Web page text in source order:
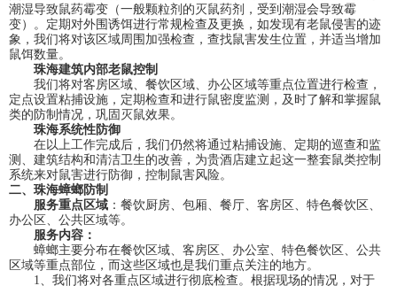
潮湿导致鼠药霉变（一般颗粒剂的灭鼠药剂，受到潮湿会导致霉
变）。定期对外围诱饵进行常规检查及更换，如发现有老鼠侵害的迹
象，我们将对该区域周围加强检查，查找鼠害发生位置，并适当增加
鼠饵数量。
珠海建筑内部老鼠控制
我们将对客房区域、餐饮区域、办公区域等重点位置进行检查，
定点设置粘捕设施，定期检查和进行鼠密度监测，及时了解和掌握鼠
类的防制情况，巩固灭鼠效果。
珠海系统性防御
在以上工作完成后，我们仍然将通过粘捕设施、定期的巡查和监
测、建筑结构和清洁卫生的改善，为贵酒店建立起这一整套鼠类控制
系统来对鼠害进行防御，控制鼠害风险。
二、珠海蟑螂防制
服务重点区域 ：餐饮厨房、包厢、餐厅、客房区、特色餐饮区、
办公区、公共区域等。
服务内容：
蟑螂主要分布在餐饮区域、客房区、办公室、特色餐饮区、公共
区域等重点部位，而这些区域也是我们重点关注的地方。
1、我们将对各重点区域进行彻底检查。根据现场的情况，对于